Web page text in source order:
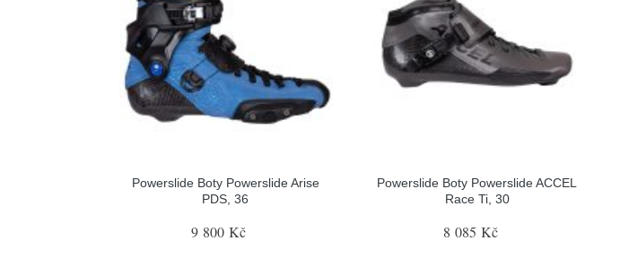
Powerslide Boty Powerslide Arise
PDS, 36
9 800 Kč
Powerslide Boty Powerslide ACCEL
Race Ti, 30
8 085 Kč